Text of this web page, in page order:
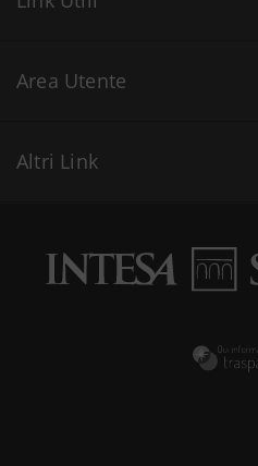
Area Utente
Altri Link